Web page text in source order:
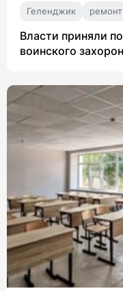
Геленджик ремонт
Власти приняли
воинского